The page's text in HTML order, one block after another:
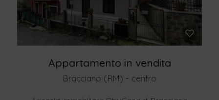
Appartamento in vendita
Bracciano (RM) - centro